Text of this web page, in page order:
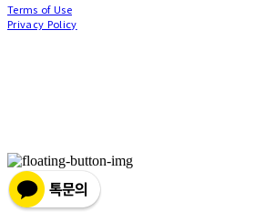
Terms of Use
Privacy Policy